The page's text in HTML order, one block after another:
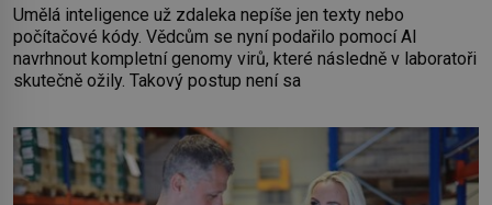
Umělá inteligence už zdaleka nepíše jen texty nebo
počítačové kódy. Vědcům se nyní podařilo pomocí AI
navrhnout kompletní genomy virů, které následně v laboratoři
skutečně ožily. Takový postup není sa